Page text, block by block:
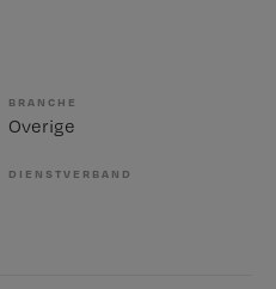
BRANCHE
Overige
DIENSTVERBAND